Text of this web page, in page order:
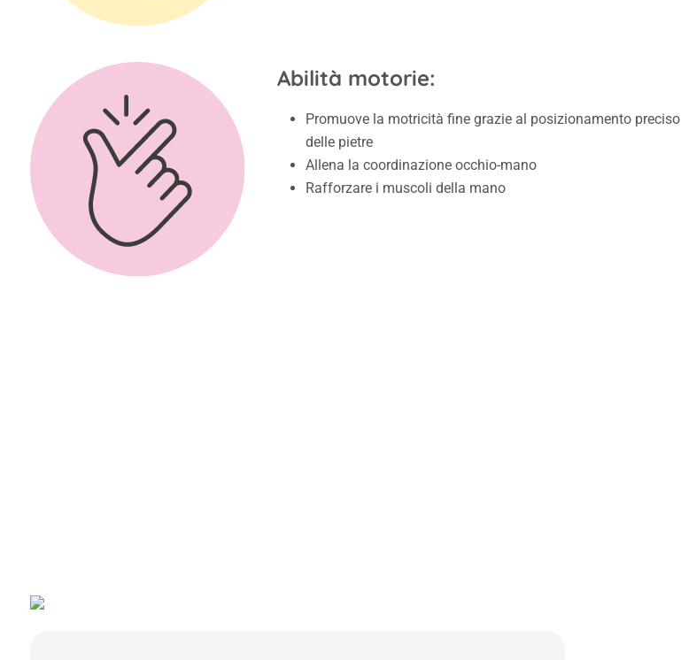
Abilità motorie:
Promuove la motricità fine grazie al posizionamento preciso
delle pietre
Allena la coordinazione occhio-mano
Rafforzare i muscoli della mano